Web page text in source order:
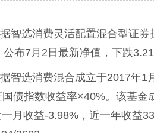
智选消费灵活配置混合型证
布7月2日最新净值，下跌
智选消费混合成立于2017年1
债指数收益率×40%。该基金
月收益-3.98%，近一年收益